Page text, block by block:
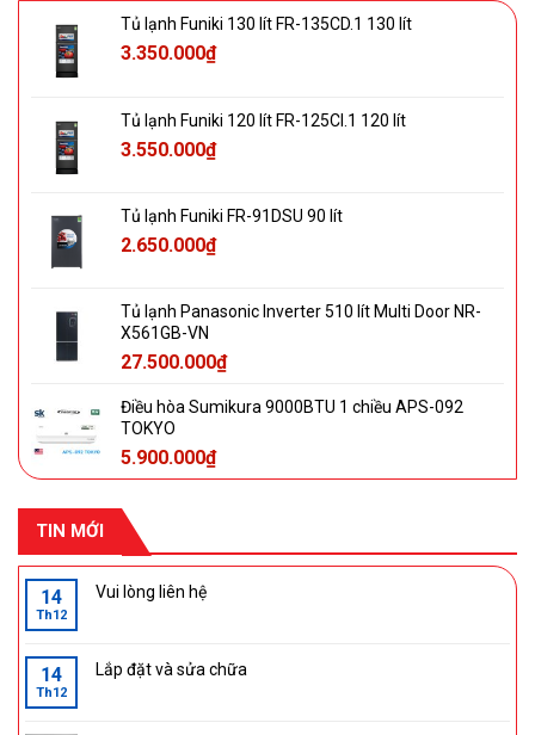
Tủ lạnh Funiki 130 lít FR-135CD.1 130 lít
3.350.000₫
Tủ lạnh Funiki 120 lít FR-125CI.1 120 lít
3.550.000₫
Tủ lạnh Funiki FR-91DSU 90 lít
2.650.000₫
Tủ lạnh Panasonic Inverter 510 lít Multi Door NR-
X561GB-VN
27.500.000₫
Điều hòa Sumikura 9000BTU 1 chiều APS-092
TOKYO
5.900.000₫
TIN MỚI
14
Th12
Vui lòng liên hệ
14
Th12
Lắp đặt và sửa chữa